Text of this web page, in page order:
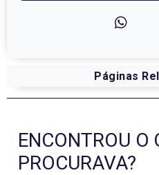
Páginas
ENCONTROU O
PROCURAVA?